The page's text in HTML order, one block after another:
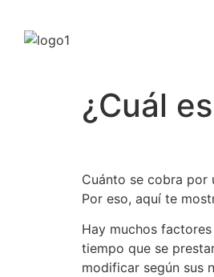
¿Cuál
Cuánto se cobra por
Por eso, aquí te
Hay muchos
tiempo que se
modificar según sus